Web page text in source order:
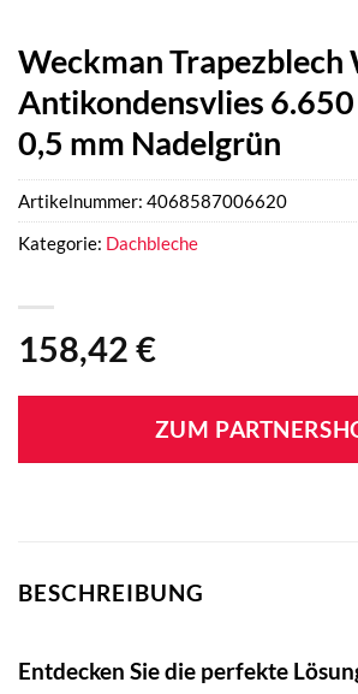
Weckman
Antikondensvlies
0,5 mm Nadelgrün
158,42 €
ZUM
Artikelnummer: 4068587006620
Kategorie: Dachbleche
BESCHREIBUNG
Entdecken Sie die perfekte